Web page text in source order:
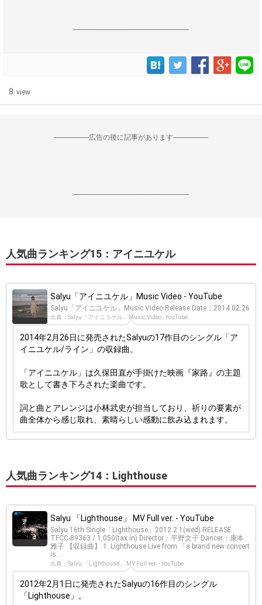
------------------------------------------------------------------
8 view
--------------------広告の後に記事があります--------------------
------------------------------------------------------------------
人気曲ランキング15：アイニユケル
Salyu「アイニユケル」Music Video - YouTube
Salyu「アイニユケル」Music Video Release Date：2014.02.26
出典：Salyu「アイニユケル」Music Video - YouTube
2014年2月26日に発売されたSalyuの17作目のシングル「ア
イニユケル/ライン」の収録曲。
「アイニユケル」は久保田直が手掛けた映画『家路』の主題
歌として書き下ろされた楽曲です。
詞と曲とアレンジは小林武史が担当しており、祈りの要素が
曲全体から感じ取れ、素晴らしい感動に飲み込まれます。
人気曲ランキング14：Lighthouse
Salyu 「Lighthouse」 MV Full ver. - YouTube
Salyu 16th Single「Lighthouse」2012.2.1(wed) RELEASE
TFCC-89363 / 1,050(tax in) Director：平野文子 Dancer：康本
雅子 【収録曲】 1. Lighthouse Live from 「a brand new concert
is...
出典：Salyu 「Lighthouse」 MV Full ver. - YouTube
2012年2月1日に発売されたSalyuの16作目のシングル
「Lighthouse」。